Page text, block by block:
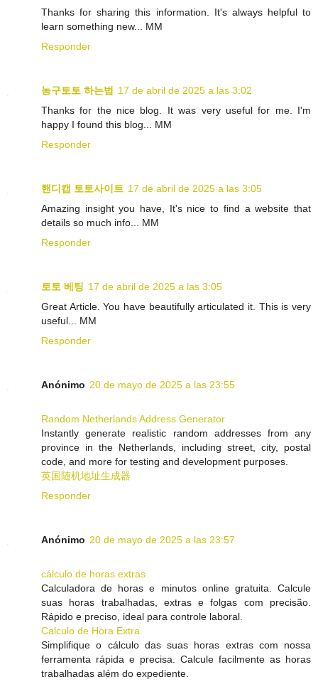
Thanks for sharing this information. It's always helpful to
learn something new... MM
Responder
농구토토 하는법
17 de abril de 2025 a las 3:02
Thanks for the nice blog. It was very useful for me. I'm
happy I found this blog... MM
Responder
핸디캡 토토사이트 17 de abril de 2025 a las 3:05
Amazing insight you have, It's nice to find a website that
details so much info... MM
Responder
토토 베팅 17 de abril de 2025 a las 3:05
Great Article. You have beautifully articulated it. This is very
useful... MM
Responder
Anónimo 20 de mayo de 2025 a las 23:55
Random Netherlands Address Generator
Instantly generate realistic random addresses from any
province in the Netherlands, including street, city, postal
code, and more for testing and development purposes.
英国随机地址生成器
Responder
Anónimo 20 de mayo de 2025 a las 23:57
cálculo de horas extras
Calculadora de horas e minutos online gratuita. Calcule
suas horas trabalhadas, extras e folgas com precisão.
Rápido e preciso, ideal para controle laboral.
Calculo de Hora Extra
Simplifique o cálculo das suas horas extras com nossa
ferramenta rápida e precisa. Calcule facilmente as horas
trabalhadas além do expediente.